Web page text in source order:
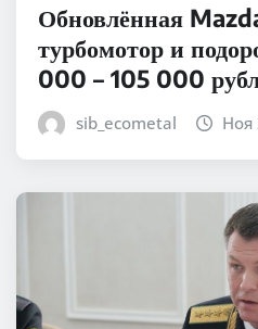
Обновлённая
турбомотор и
000 – 105 000
sib_ecometal Ноя